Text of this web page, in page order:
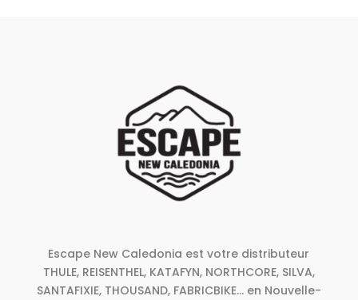
Escape New Caledonia est votre distributeur
THULE, REISENTHEL, KATAFYN, NORTHCORE, SILVA,
SANTAFIXIE, THOUSAND, FABRICBIKE... en Nouvelle-